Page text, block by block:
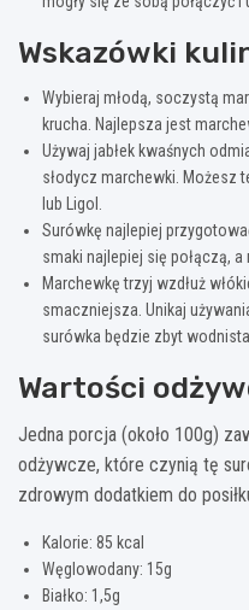
Wskazówki
Wybieraj młodą, soczystą
krucha. Najlepsza jest
Używaj jabłek kwaśnych
słodycz marchewki. Możesz
lub Ligol.
Surówkę najlepiej
smaki najlepiej się połączą,
Marchewkę trzyj wzdłuż
smaczniejsza. Unikaj
surówka będzie zbyt wodnista.
Wartości
Jedna porcja (około 100g)
odżywcze, które czynią tę
zdrowym dodatkiem do
Kalorie: 85 kcal
Węglowodany: 15g
Białko: 1,5g